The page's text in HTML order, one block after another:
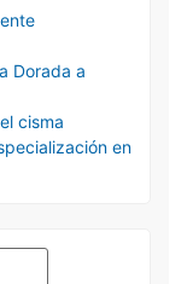
Dorada a
cisma
en